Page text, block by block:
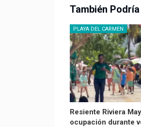
También
PLAYA DEL CARMEN
Resiente Riviera
ocupación durante